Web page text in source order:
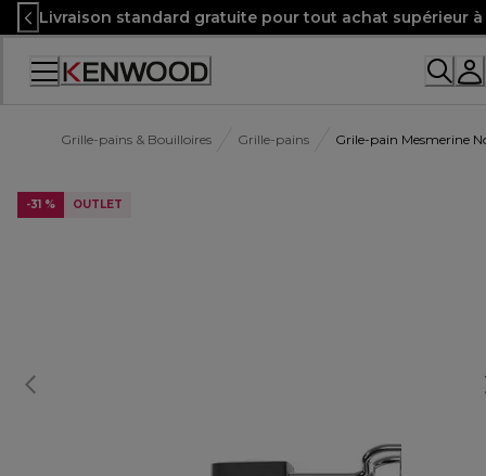
Skip
to
Content
Livraison standard gratuite pour tout achat supérieur
Accessibility
Grille-pains & Bouilloires Grille-pains Grile-pain Mesmerine
-31 % OUTLET